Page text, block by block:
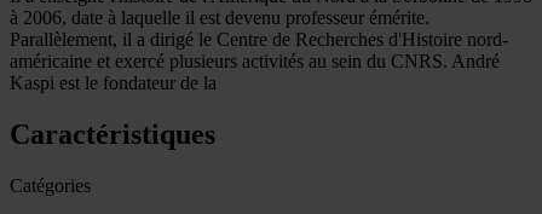
à 2006, date à laquelle il est devenu professeur émérite.
Parallèlement, il a dirigé le Centre de Recherches d'Histoire nord-
américaine et exercé plusieurs activités au sein du CNRS. André
Kaspi est le fondateur de la
Caractéristiques
Catégories